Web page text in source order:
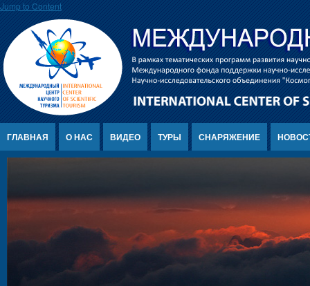
Jump to Content
ГЛАВНАЯ О НАС ВИДЕО ТУРЫ СНАРЯЖЕНИЕ